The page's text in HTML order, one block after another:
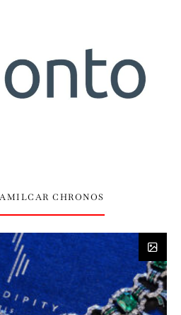
CHRONOS